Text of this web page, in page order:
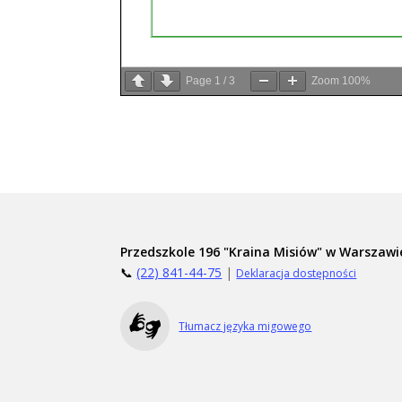
Page 1 /3 Zoom 100%
Przedszkole 196 "Kraina Misiów" w
📞(22) 841-44-75 | Deklaracja dostępności
Tłumacz języka migowego